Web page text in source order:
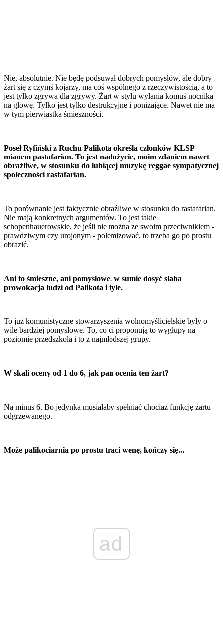
Nie, absolutnie. Nie będę podsuwał dobrych pomysłów, ale dobry
żart się z czymś kojarzy, ma coś wspólnego z rzeczywistością, a to
jest tylko zgrywa dla zgrywy. Żart w stylu wylania komuś nocnika
na głowę. Tylko jest tylko destrukcyjne i poniżające. Nawet nie ma
w tym pierwiastka śmieszności.
Poseł Ryfiński z Ruchu Palikota określa członków KLSP
mianem pastafarian. To jest nadużycie, moim zdaniem nawet
obraźliwe, w stosunku do lubiącej muzykę reggae sympatycznej
społeczności rastafarian.
To porównanie jest faktycznie obraźliwe w stosunku do rastafarian.
Nie mają konkretnych argumentów. To jest takie
schopenhauerowskie, że jeśli nie można ze swoim przeciwnikiem -
prawdziwym czy urojonym - polemizować, to trzeba go po prostu
obrazić.
Ani to śmieszne, ani pomysłowe, w sumie dosyć słaba
prowokacja ludzi od Palikota i tyle.
To już komunistyczne stowarzyszenia wolnomyślicielskie były o
wile bardziej pomysłowe. To, co ci proponują to wygłupy na
poziomie przedszkola i to z najmłodszej grupy.
W skali oceny od 1 do 6, jak pan ocenia ten żart?
Na minus 6. Bo jedynka musiałaby spełniać chociaż funkcję żartu
odgrzewanego.
Może palikociarnia po prostu traci wenę, kończy się...
ad